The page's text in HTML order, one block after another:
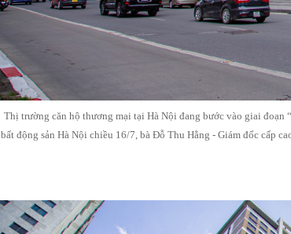
Thị trường căn hộ thương mại tại Hà Nội đang bước vào giai
bất động sản Hà Nội chiều 16/7, bà Đỗ Thu Hằng - Giám đốc cấp